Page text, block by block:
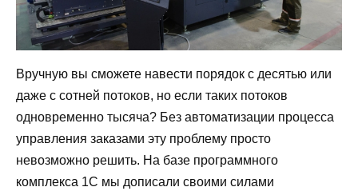
Вручную вы сможете навести порядок с десятью или
даже с сотней потоков, но если таких потоков
одновременно тысяча? Без автоматизации процесса
управления заказами эту проблему просто
невозможно решить. На базе программного
комплекса 1С мы дописали своими силами